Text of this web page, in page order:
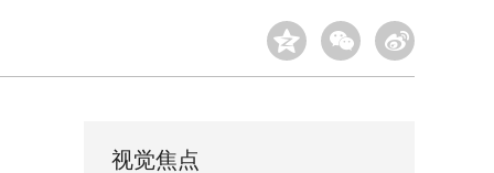
视觉焦点